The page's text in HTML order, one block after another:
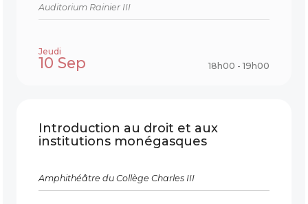
Auditorium Rainier III
Jeudi
10 Sep 18h00 - 19h00
Introduction au droit et aux
institutions monégasques
Amphithéâtre du Collège Charles III